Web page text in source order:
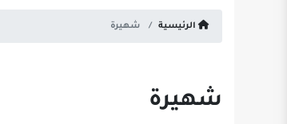
الرئيسية شهيرة
شهيرة